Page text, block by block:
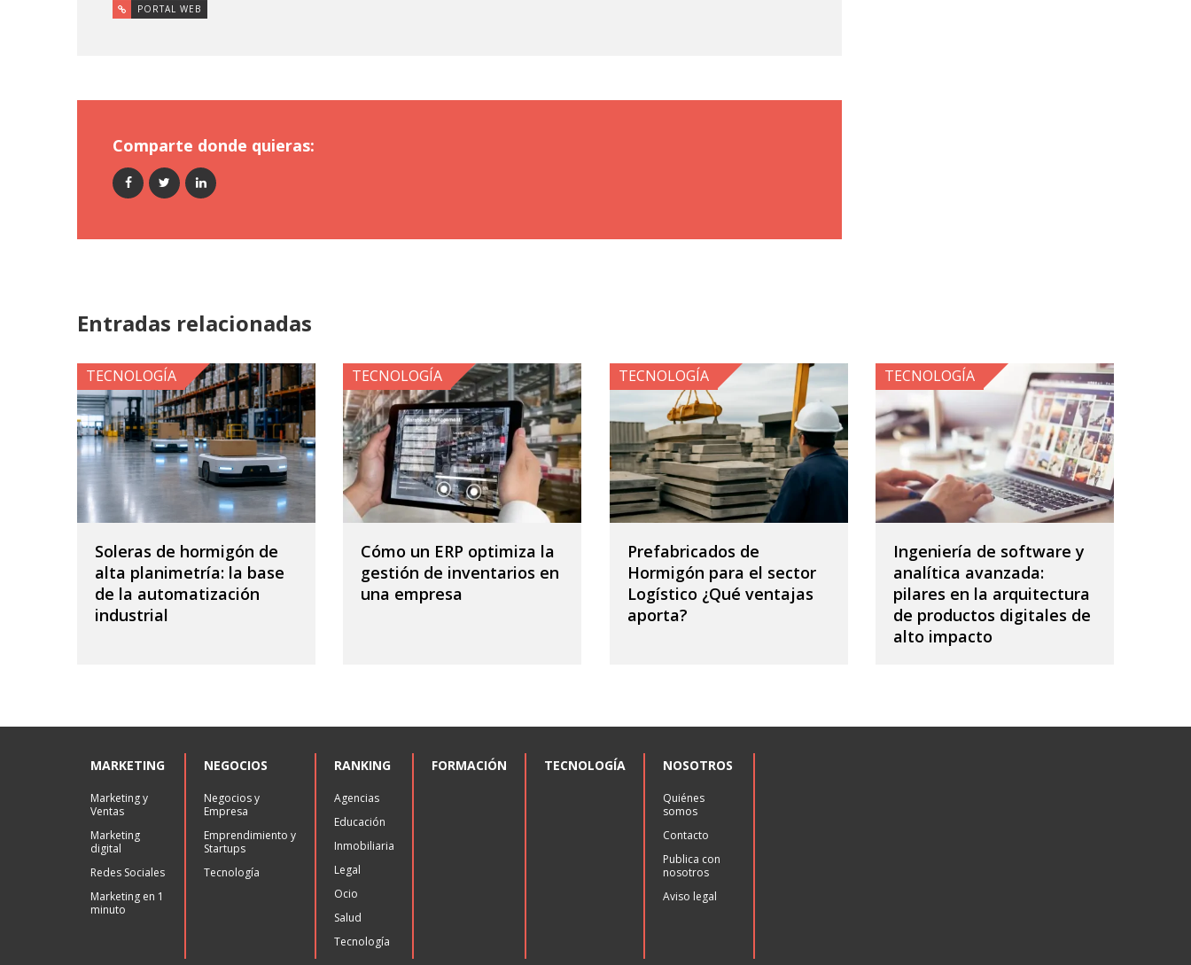
PORTAL WEB
Comparte donde quieras:
Entradas relacionadas
Soleras de hormigón de
alta planimetría: la base
de la automatización
industrial
TECNOLOGÍA
Cómo un ERP optimiza la
gestión de inventarios en
una empresa
TECNOLOGÍA
Prefabricados de
Hormigón para el sector
Logístico ¿Qué ventajas
aporta?
TECNOLOGÍA
Ingeniería de software y
analítica avanzada:
pilares en la arquitectura
de productos digitales de
alto impacto
TECNOLOGÍA
MARKETING
Marketing y
Ventas
Marketing
digital
Redes Sociales
Marketing en 1
minuto
NEGOCIOS
Negocios y
Empresa
Emprendimiento y
Startups
Tecnología
RANKING
Agencias
Educación
Inmobiliaria
Legal
Ocio
Salud
Tecnología
FORMACIÓN TECNOLOGÍA NOSOTROS
Quiénes
somos
Contacto
Publica con
nosotros
Aviso legal